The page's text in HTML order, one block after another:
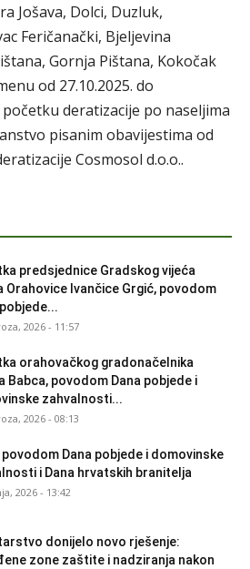
Jošava, Dolci, Duzluk,
Feričanački, Bjeljevina
Gornja Pištana, Kokočak
od 27.10.2025. do
početku deratizacije po naseljima
pisanim obavijestima od
Cosmosol d.o.o..
predsjednice Gradskog vijeća
Orahovice Ivančice Grgić, povodom
2026 - 11:57
orahovačkog gradonačelnika
Babca, povodom Dana pobjede i
zahvalnosti...
2026 - 08:13
povodom Dana pobjede i domovinske
i Dana hrvatskih branitelja
2026 - 13:42
donijelo novo rješenje:
zone zaštite i nadziranja nakon